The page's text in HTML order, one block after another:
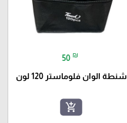
50 ₪
شنطة الوان فلوماستر 120 لون
add_shopping_cart